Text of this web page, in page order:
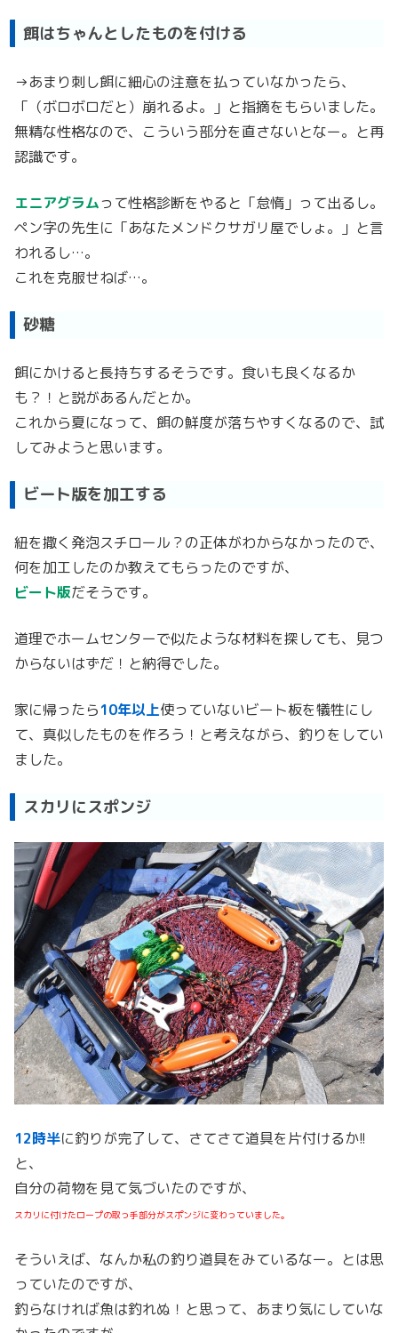
餌はちゃんとしたものを付ける
→あまり刺し餌に細心の注意を払っていなかったら、
「（ボロボロだと）崩れるよ。」と指摘をもらいました。
無精な性格なので、こういう部分を直さないとなー。と再
認識です。
エニアグラムって性格診断をやると「怠惰」って出るし。
ペン字の先生に「あなたメンドクサガリ屋でしょ。」と言
われるし…。
これを克服せねば…。
砂糖
餌にかけると長持ちするそうです。食いも良くなるか
も？！と説があるんだとか。
これから夏になって、餌の鮮度が落ちやすくなるので、試
してみようと思います。
ビート版を加工する
紐を撒く発泡スチロール？の正体がわからなかったので、
何を加工したのか教えてもらったのですが、
ビート版だそうです。
道理でホームセンターで似たような材料を探しても、見つ
からないはずだ！と納得でした。
家に帰ったら10年以上使っていないビート板を犠牲にし
て、真似したものを作ろう！と考えながら、釣りをしてい
ました。
スカリにスポンジ
12時半に釣りが完了して、さてさて道具を片付けるか!!
と、
自分の荷物を見て気づいたのですが、
スカリに付けたロープの取っ手部分がスポンジに変わっていました。
そういえば、なんか私の釣り道具をみているなー。とは思
っていたのですが、
釣らなければ魚は釣れぬ！と思って、あまり気にしていな